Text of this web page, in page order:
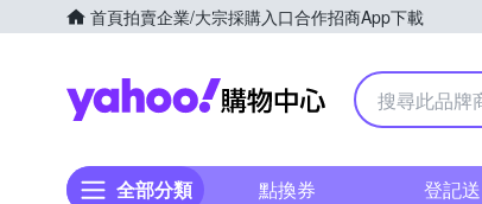
首頁拍賣企業/大宗採購入口合作招商App下載
Yahoo購物中心
全部分類 點換券 登記送